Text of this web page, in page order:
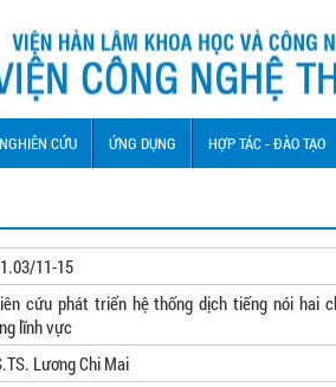
NGHIÊN CỨU ỨNG DỤNG HỢP TÁC - ĐÀO TẠO
11-15
cứu phát triển hệ thống dịch tiếng nói hai
lĩnh vực
Lương Chi Mai